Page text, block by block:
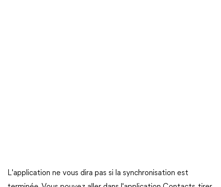
L'application ne vous dira pas si la synchronisation est